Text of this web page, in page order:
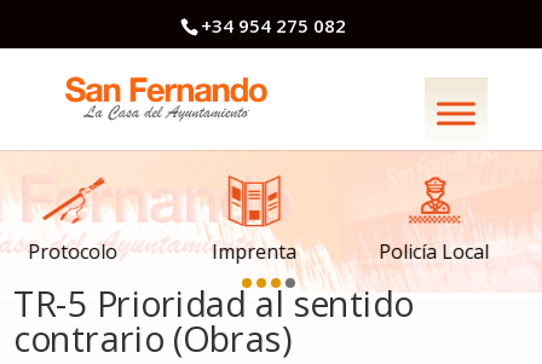
+34 954 275 082
Imprenta Policía Local Banderas
TR-5 Prioridad al sentido
contrario (Obras)